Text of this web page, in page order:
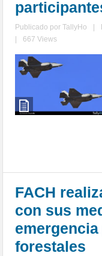
Publicado porTallyHo
667 Views
FACH
con sus
forestales